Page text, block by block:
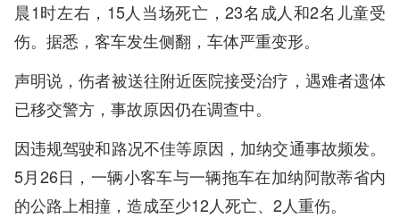
晨1时左右，15人当场死亡，23名成人和2名儿童受
伤。据悉，客车发生侧翻，车体严重变形。
声明说，伤者被送往附近医院接受治疗，遇难者遗体
已移交警方，事故原因仍在调查中。
因违规驾驶和路况不佳等原因，加纳交通事故频发。
5月26日，一辆小客车与一辆拖车在加纳阿散蒂省内
的公路上相撞，造成至少12人死亡、2人重伤。